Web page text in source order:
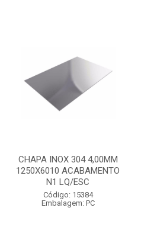
CHAPA INOX 304 4,00MM
1250X6010 ACABAMENTO
N1 LQ/ESC
Código: 15384
Embalagem: PC